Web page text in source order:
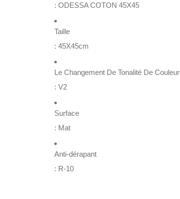
: ODESSA COTON 45X45
Taille
: 45X45cm
Le Changement De Tonalité De Couleur
: V2
Surface
: Mat
Anti-dérapant
: R-10